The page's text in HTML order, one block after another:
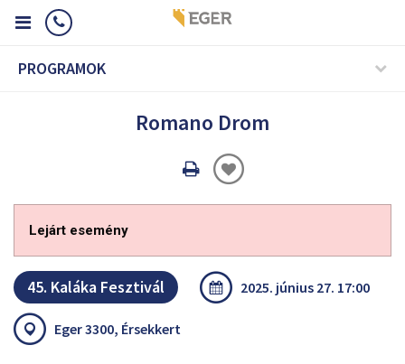
PROGRAMOK
Romano Drom
Oldal
Lejárt esemény
45. Kaláka Fesztivál 2025. június 27. 17:00
Eger 3300, Érsekkert